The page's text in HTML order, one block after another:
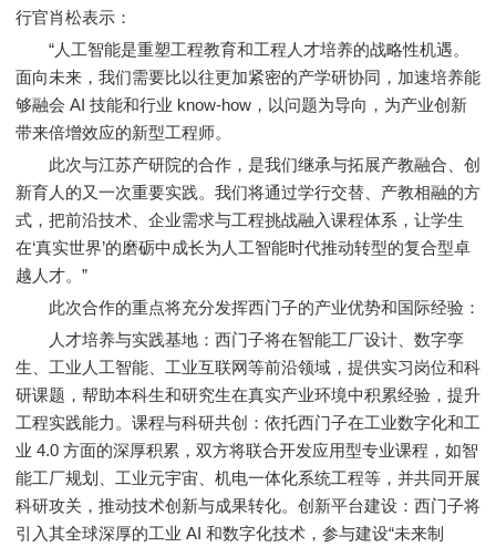
行官肖松表示：
“人工智能是重塑工程教育和工程人才培养的战略性机遇。
面向未来，我们需要比以往更加紧密的产学研协同，加速培养能
够融会 AI 技能和行业 know-how，以问题为导向，为产业创新
带来倍增效应的新型工程师。
此次与江苏产研院的合作，是我们继承与拓展产教融合、创
新育人的又一次重要实践。我们将通过学行交替、产教相融的方
式，把前沿技术、企业需求与工程挑战融入课程体系，让学生
在‘真实世界’的磨砺中成长为人工智能时代推动转型的复合型卓
越人才。”
此次合作的重点将充分发挥西门子的产业优势和国际经验：
人才培养与实践基地：西门子将在智能工厂设计、数字孪
生、工业人工智能、工业互联网等前沿领域，提供实习岗位和科
研课题，帮助本科生和研究生在真实产业环境中积累经验，提升
工程实践能力。课程与科研共创：依托西门子在工业数字化和工
业 4.0 方面的深厚积累，双方将联合开发应用型专业课程，如智
能工厂规划、工业元宇宙、机电一体化系统工程等，并共同开展
科研攻关，推动技术创新与成果转化。创新平台建设：西门子将
引入其全球深厚的工业 AI 和数字化技术，参与建设“未来制